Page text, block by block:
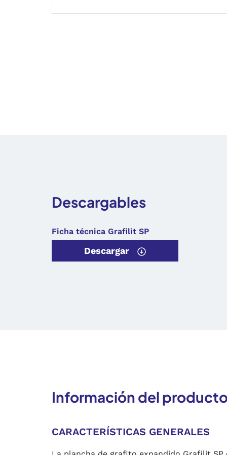
Descargables
Ficha técnica Grafilit SP
Descargar
Información del
CARACTERÍSTICAS GENERALES